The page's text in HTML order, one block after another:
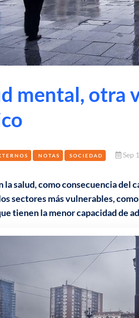
mental, otra
NOTAS SOCIEDAD Sep
la salud, como consecuencia
sectores más vulnerables,
tienen la menor capacidad de